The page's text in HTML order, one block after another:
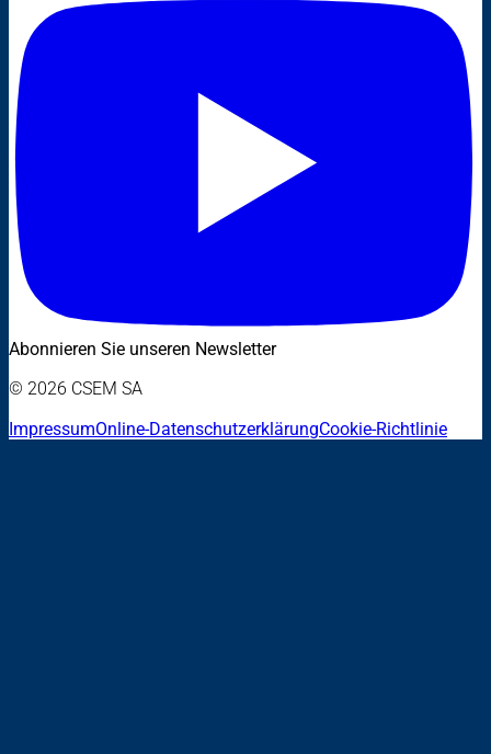
Abonnieren Sie unseren Newsletter
© 2026 CSEM SA
ImpressumOnline-DatenschutzerklärungCookie-Richtlinie